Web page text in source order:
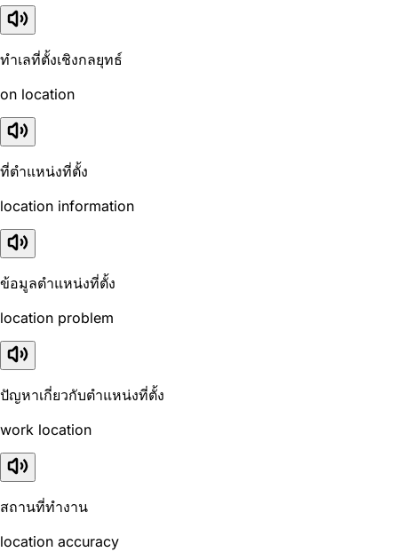
ทำเลที่ตั้งเชิงกลยุทธ์
on location
ที่ตำแหน่งที่ตั้ง
location information
ข้อมูลตำแหน่งที่ตั้ง
location problem
ปัญหาเกี่ยวกับตำแหน่งที่ตั้ง
work location
สถานที่ทำงาน
location accuracy